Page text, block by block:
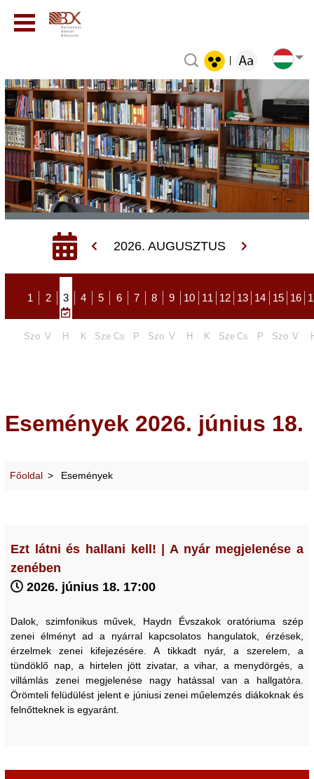
2026. AUGUSZTUS
1 2 3 4 5 6 7 8 9 10 11 12 13 14 15 16
Szo V H K Sze Cs P Szo V H K Sze Cs P Szo V
Események 2026. június 18.
Főoldal Események
Ezt látni és hallani kell! | A nyár megjelenése a
zenében
2026. június 18. 17:00
Dalok, szimfonikus művek, Haydn Évszakok oratóriuma szép
zenei élményt ad a nyárral kapcsolatos hangulatok, érzések,
érzelmek zenei kifejezésére. A tikkadt nyár, a szerelem, a
tündöklő nap, a hirtelen jött zivatar, a vihar, a menydörgés, a
villámlás zenei megjelenése nagy hatással van a hallgatóra.
Örömteli felüdülést jelent e júniusi zenei műelemzés diákoknak és
felnőtteknek is egyaránt.